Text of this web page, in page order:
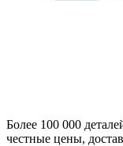
Более 100 000
честные цены,